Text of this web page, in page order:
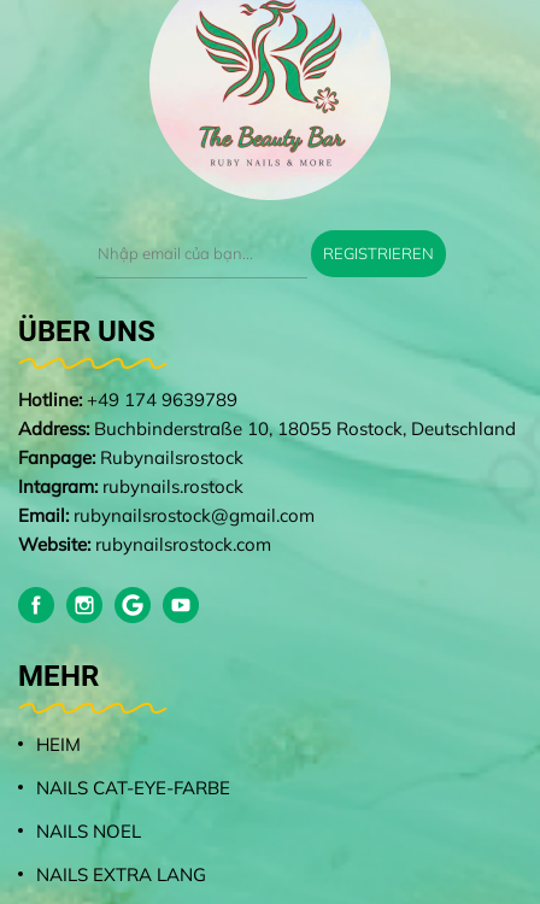
REGISTRIEREN
ÜBER UNS
Hotline: +49 174 9639789
Address: Buchbinderstraße 10, 18055 Rostock, Deutschland
Fanpage: Rubynailsrostock
Intagram: rubynails.rostock
Email: rubynailsrostock@gmail.com
Website: rubynailsrostock.com
MEHR
HEIM
NAILS CAT-EYE-FARBE
NAILS NOEL
NAILS EXTRA LANG